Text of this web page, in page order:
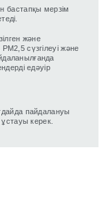
бастапқы мерзім
және
сүзгілеуі және
едәуір
пайдалануы
керек.